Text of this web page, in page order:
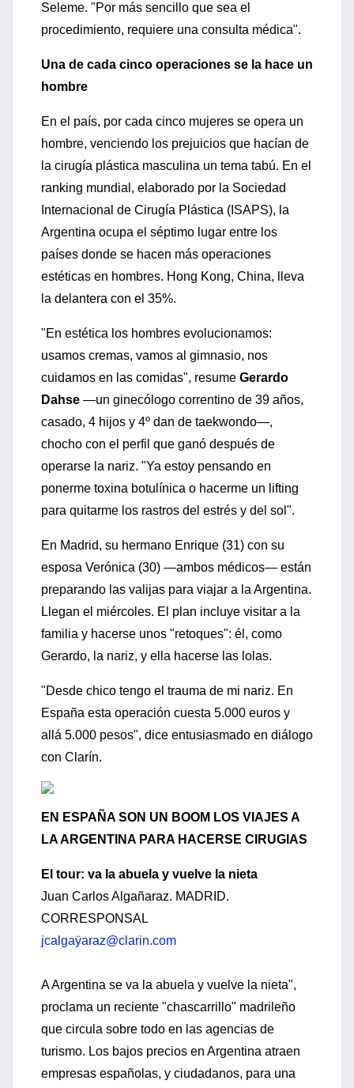
Seleme. "Por más sencillo que sea el
procedimiento, requiere una consulta médica".
Una de cada cinco operaciones se la hace un
hombre
En el país, por cada cinco mujeres se opera un
hombre, venciendo los prejuicios que hacían de
la cirugía plástica masculina un tema tabú. En el
ranking mundial, elaborado por la Sociedad
Internacional de Cirugía Plástica (ISAPS), la
Argentina ocupa el séptimo lugar entre los
países donde se hacen más operaciones
estéticas en hombres. Hong Kong, China, lleva
la delantera con el 35%.
"En estética los hombres evolucionamos:
usamos cremas, vamos al gimnasio, nos
cuidamos en las comidas", resume Gerardo
Dahse —un ginecólogo correntino de 39 años,
casado, 4 hijos y 4º dan de taekwondo—,
chocho con el perfil que ganó después de
operarse la nariz. "Ya estoy pensando en
ponerme toxina botulínica o hacerme un lifting
para quitarme los rastros del estrés y del sol".
En Madrid, su hermano Enrique (31) con su
esposa Verónica (30) —ambos médicos— están
preparando las valijas para viajar a la Argentina.
Llegan el miércoles. El plan incluye visitar a la
familia y hacerse unos "retoques": él, como
Gerardo, la nariz, y ella hacerse las lolas.
"Desde chico tengo el trauma de mi nariz. En
España esta operación cuesta 5.000 euros y
allá 5.000 pesos", dice entusiasmado en diálogo
con Clarín.
EN ESPAÑA SON UN BOOM LOS VIAJES A
LA ARGENTINA PARA HACERSE CIRUGIAS
El tour: va la abuela y vuelve la nieta
Juan Carlos Algañaraz. MADRID.
CORRESPONSAL
jcalgaÿaraz@clarin.com
A Argentina se va la abuela y vuelve la nieta",
proclama un reciente "chascarrillo" madrileño
que circula sobre todo en las agencias de
turismo. Los bajos precios en Argentina atraen
empresas españolas, y ciudadanos, para una